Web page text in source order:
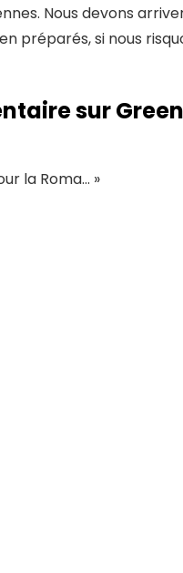
Nous devons
préparés, si nous
sur
la Roma… »